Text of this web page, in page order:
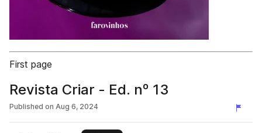
First page
Revista Criar - Ed. nº 13
Published on Aug 6, 2024